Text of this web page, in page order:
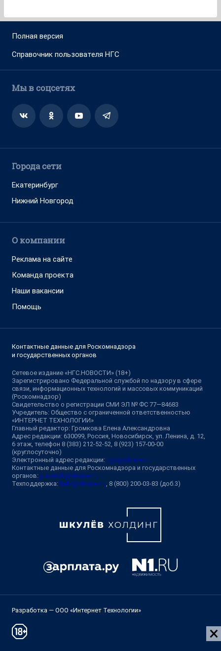
Полная версия
Справочник пользователя НГС
Мы в соцсетях
Города сети
Екатеринбург
Нижний Новгород
О компании
Реклама на сайте
Команда проекта
Наши вакансии
Помощь
Контактные данные для Роскомнадзора
и государственных органов
Сетевое издание «НГС.НОВОСТИ» (18+)
Зарегистрировано Федеральной службой по надзору в сфере
связи, информационных технологий и массовых коммуникаций
(Роскомнадзор)
Свидетельство о регистрации СМИ ЭЛ № ФС 77—84683
Учредитель: Общество с ограниченной ответственностью
«ИНТЕРНЕТ ТЕХНОЛОГИИ»
Главный редактор: Громкова Елена Александровна
Адрес редакции: 630099, Россия, Новосибирск, ул. Ленина, д. 12,
6 этаж, телефон 8 (383) 212-52-52, 8 (923) 157-00-00
(круглосуточно)
Электронный адрес редакции: ngs@shkulev.ru
Контактные данные для Роскомнадзора и государственных
органов: juristnsk@shkulev.ru
Техподдержка: help@shkulev.ru , 8 (800) 200-03-83 (доб.3)
Разработка — ООО «Интернет Технологии»